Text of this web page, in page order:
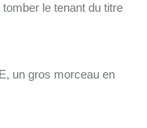
le tenant du titre
un gros morceau en